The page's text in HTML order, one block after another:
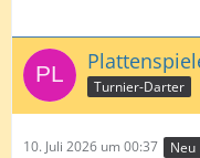
Turnier-Darter
10. Juli 2026 um 00:37 Neu